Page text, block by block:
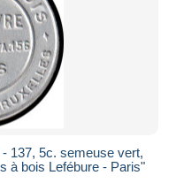
137, 5c. semeuse vert,
à bois Lefébure - Paris"